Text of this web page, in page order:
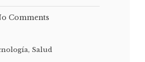
Comments
, Salud